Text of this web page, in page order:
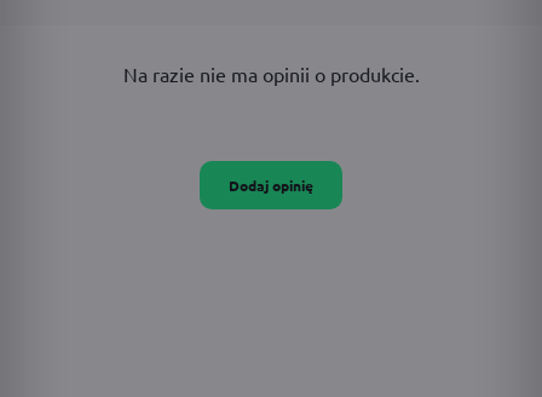
Na razie nie ma opinii o produkcie.
Dodaj opinię